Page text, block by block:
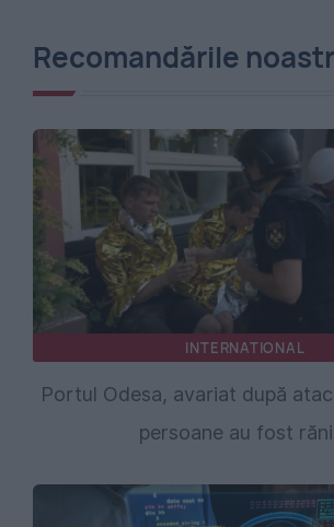
Recomandările
INTERNATIONAL
Portul Odesa, avariat după
persoane au fost